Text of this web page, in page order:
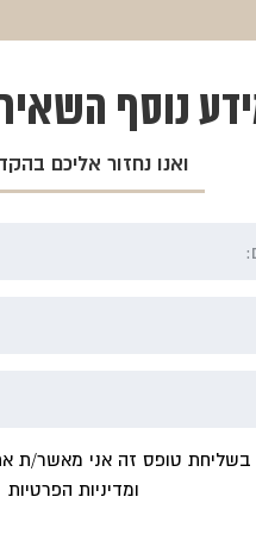
נוסף
ואנו נחזור אליכם
בשליחת טופס זה אני מאשר/ת
ומדיניות הפרטיות